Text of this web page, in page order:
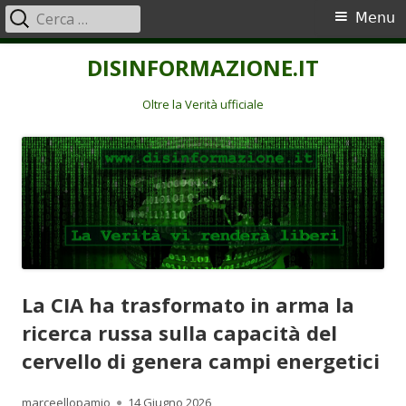
DISINFORMAZIONE.IT
Oltre la Verità ufficiale
Menu
principale
Menu
Ricerca
per:
La CIA ha trasformato in arma la
ricerca russa sulla capacità del
cervello di genera campi energetici
Autore
marceellopamio Pubblicato
14 Giugno 2026